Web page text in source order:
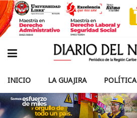
INICIO LA GUAJIRA POLÍTICA